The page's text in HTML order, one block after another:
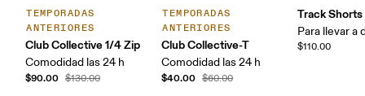
TEMPORADAS
ANTERIORES
Club Collective 1/4 Zip
Comodidad las 24 h
$90.00 $130.00
TEMPORADAS
ANTERIORES
Club Collective-T
Comodidad las 24 h
$40.00 $60.00
Track Shorts
Para llevar a
$110.00